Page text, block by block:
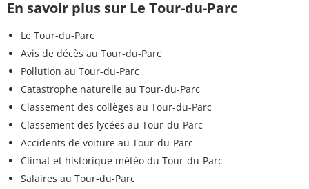
En savoir plus sur Le Tour-du-Parc
Le Tour-du-Parc
Avis de décès au Tour-du-Parc
Pollution au Tour-du-Parc
Catastrophe naturelle au Tour-du-Parc
Classement des collèges au Tour-du-Parc
Classement des lycées au Tour-du-Parc
Accidents de voiture au Tour-du-Parc
Climat et historique météo du Tour-du-Parc
Salaires au Tour-du-Parc